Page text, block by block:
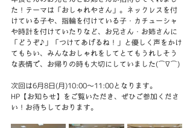
た！テーマは「おしゃれやさん」。ネックレスを付
けている子や、指輪を付けている子・カチューシャ
や時計を付けていたりなど、お兄さん・お姉さんに
「どうぞ♪」「つけてあげるね！」と優しく声をかけ
てもらい、みんなおしゃれをしてとてもうれしそう
な表情で、お帰りの時も大切にしていました(⌒∇⌒)
次回は6月8日(月)10:00～11:00となります。
HP【お知らせ】をご覧いただき、ぜひご参加くださ
い！お待ちしております。